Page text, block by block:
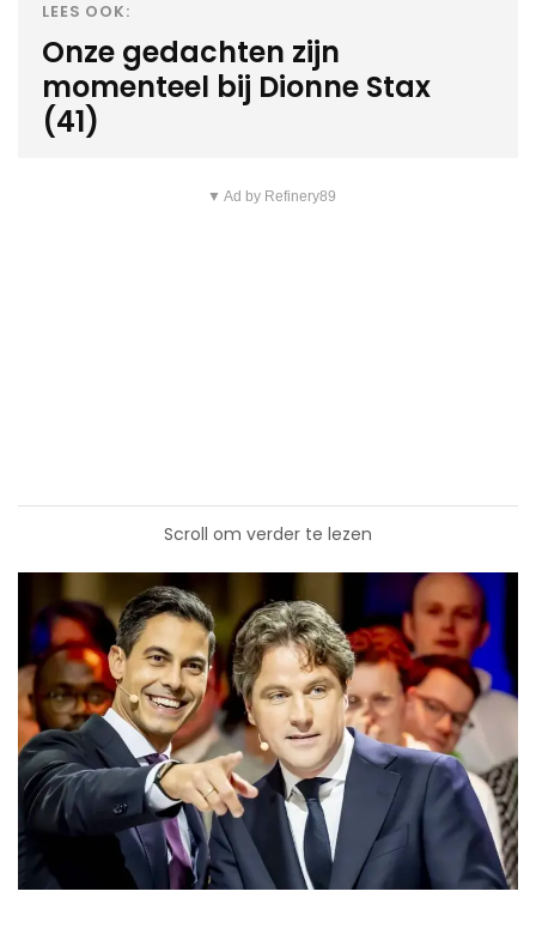
LEES OOK:
Onze gedachten zijn
momenteel bij Dionne Stax
(41)
▼ Ad by Refinery89
Scroll om verder te lezen